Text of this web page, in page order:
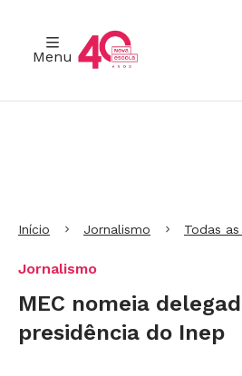
Menu
Início Jornalismo Todas
Jornalismo
MEC nomeia
presidência do Inep